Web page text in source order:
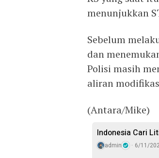
menunjukkan
Sebelum
dan
Polisi masih
aliran
(Antara/Mike)
Indonesia Cari
admin 6/11/